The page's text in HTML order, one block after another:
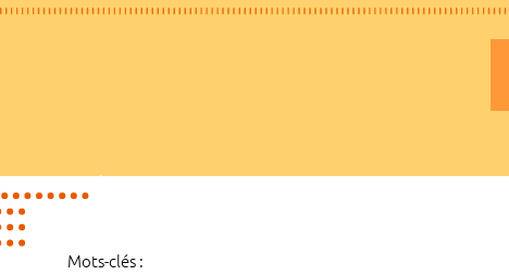
Mots-clés :